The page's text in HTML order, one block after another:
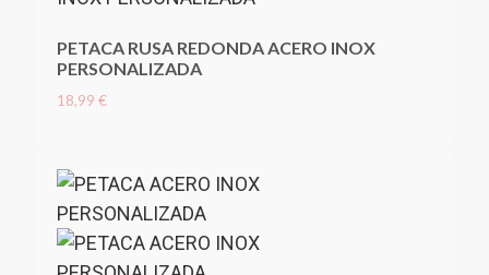
PETACA RUSA REDONDA ACERO INOX
PERSONALIZADA
18,99 €